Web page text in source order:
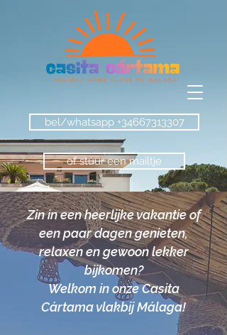
bel/whatsapp +34667313307
of stuur een mailtje
Zin in een heerlijke vakantie of
een paar dagen genieten,
relaxen en gewoon lekker
bijkomen?
Welkom in onze Casita
Cártama vlakbij Málaga!